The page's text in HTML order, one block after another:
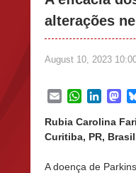
alterações
August 10, 2023
EmailWhatsApp
Rubia Carolina
Curitiba, PR,
A doença de